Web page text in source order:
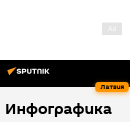
Латвия
Инфографика